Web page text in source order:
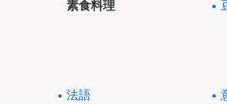
素食料理
法語